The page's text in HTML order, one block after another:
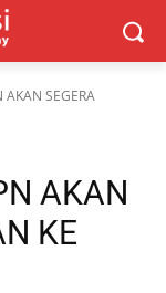
AKAN SEGERA
AKAN
KE